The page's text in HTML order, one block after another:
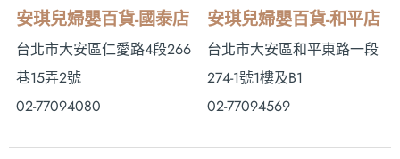
安琪兒婦嬰百貨-國泰店
台北市大安區仁愛路4段266
巷15弄2號
02-77094080
安琪兒婦嬰百貨-和平店
台北市大安區和平東路一段
274-1號1樓及B1
02-77094569